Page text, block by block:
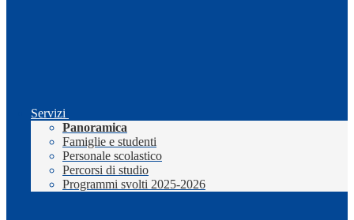
Servizi
Panoramica
Famiglie e studenti
Personale scolastico
Percorsi di studio
Programmi svolti 2025-2026